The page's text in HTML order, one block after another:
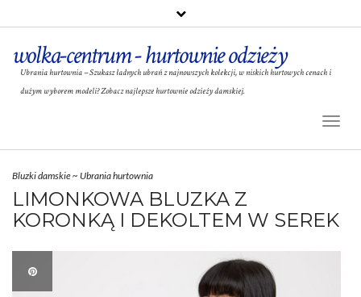
wolka-centrum - hurtownie odzieży
Ubrania hurtownia – Szukasz ładnych ubrań z najnowszych kolekcji, w niskich hurtowych cenach i
dużym wyborem modeli? Zobacz najlepsze hurtownie odzieży damskiej.
Bluzki damskie~ Ubrania hurtownia
LIMONKOWA BLUZKA Z
KORONKĄ I DEKOLTEM W SEREK